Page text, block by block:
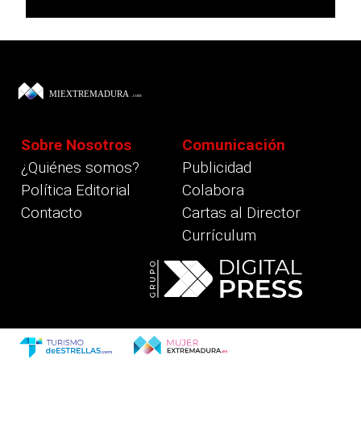
Sobre Nosotros
¿Quiénes somos?
Política Editorial
Contacto
Comunicación
Publicidad
Colabora
Cartas al Director
Currículum